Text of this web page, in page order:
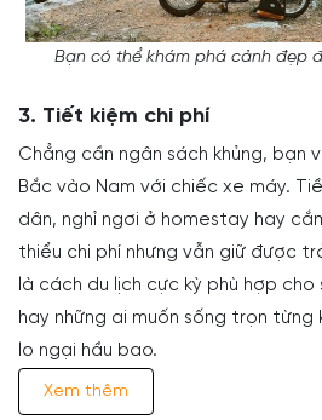
Bạn có thể khám phá cảnh đẹp
3. Tiết kiệm chi phí
Chẳng cần ngân sách khủng, bạn
Bắc vào Nam với chiếc xe máy.
dân, nghỉ ngơi ở homestay hay
thiểu chi phí nhưng vẫn giữ được
là cách du lịch cực kỳ phù hợp
hay những ai muốn sống trọn từng
lo ngại hầu bao.
Xem thêm